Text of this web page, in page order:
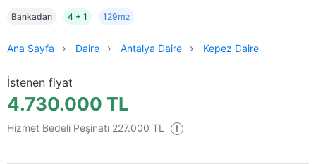
Bankadan 4 + 1 129m2
Ana Sayfa Daire Antalya Daire Kepez Daire
İstenen fiyat
4.730.000 TL
Hizmet Bedeli Peşinatı 227.000 TL !